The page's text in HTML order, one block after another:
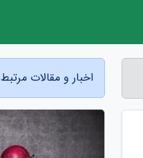
اخبار و مقالات مرتبط